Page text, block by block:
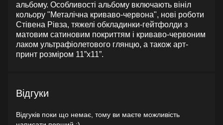
альбому. Особливості альбому включають вініл
кольору "Металічна криваво-червона", нові роботи
Стівена Рівза, тяжелі обкладинки-гейтфолди з
матовим сатиновим покриттям і криваво-червоним
лаком ультрафіолетового глянцю, а також арт-
принт розміром 11”x11”.
Відгуки
Відгуків поки що немає, тому ви маєте можливість